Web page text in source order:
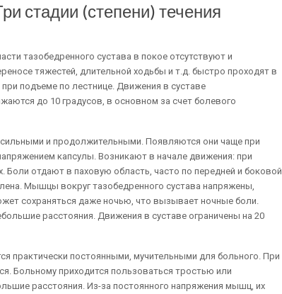
стадии (степени) течения
тазобедренного сустава в покое отсутствуют и
тяжестей, длительной ходьбы и т.д. быстро проходят в
подъеме по лестнице. Движения в суставе
до 10 градусов, в основном за счет болевого
и продолжительными. Появляются они чаще при
капсулы. Возникают в начале движения: при
Боли отдают в паховую область, часто по передней и боковой
Мышцы вокруг тазобедренного сустава напряжены,
сохраняться даже ночью, что вызывает ночные боли.
расстояния. Движения в суставе ограничены на 20
практически постоянными, мучительными для больного. При
Больному приходится пользоваться тростью или
расстояния. Из-за постоянного напряжения мышц, их